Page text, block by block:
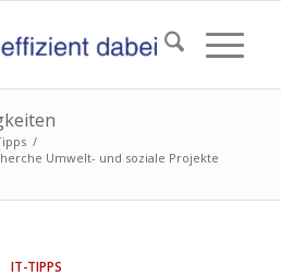
/
Umwelt- und soziale Projekte
IT-TIPPS